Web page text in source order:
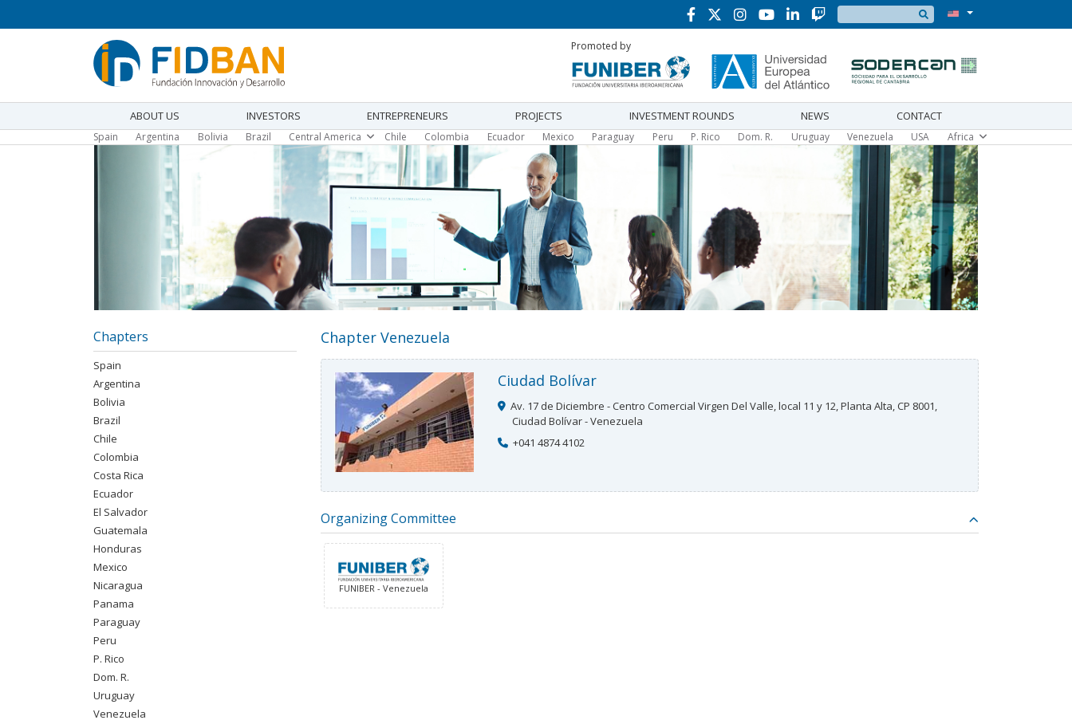
Promoted by
navigation
ABOUT US INVESTORS ENTREPRENEURS PROJECTS INVESTMENT ROUNDS NEWS CONTACT
Spain Argentina Bolivia Brazil Central America Chile Colombia Ecuador Mexico Paraguay Peru P. Rico Dom. R. Uruguay Venezuela USA Africa
Chapters
Spain
Argentina
Bolivia
Brazil
Chile
Colombia
Costa Rica
Ecuador
El Salvador
Guatemala
Honduras
Mexico
Nicaragua
Panama
Paraguay
Peru
P. Rico
Dom. R.
Uruguay
Venezuela
Chapter Venezuela
Ciudad Bolívar
Av. 17 de Diciembre - Centro Comercial Virgen Del Valle, local 11 y 12, Planta Alta, CP 8001,
Ciudad Bolívar - Venezuela
+041 4874 4102
Organizing Committee
FUNIBER - Venezuela